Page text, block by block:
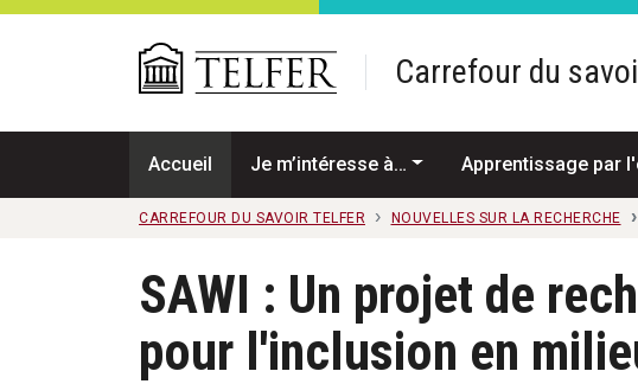
Passer au contenu principal
Carrefour du
Accueil Je m’intéresse à… Apprentissage par
CARREFOUR DU SAVOIR TELFER NOUVELLES SUR LA RECHERCHE
SAWI : Un projet de
pour l'inclusion en